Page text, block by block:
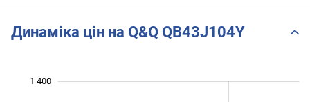
Динаміка цін на Q&Q QB43J104Y
1 400